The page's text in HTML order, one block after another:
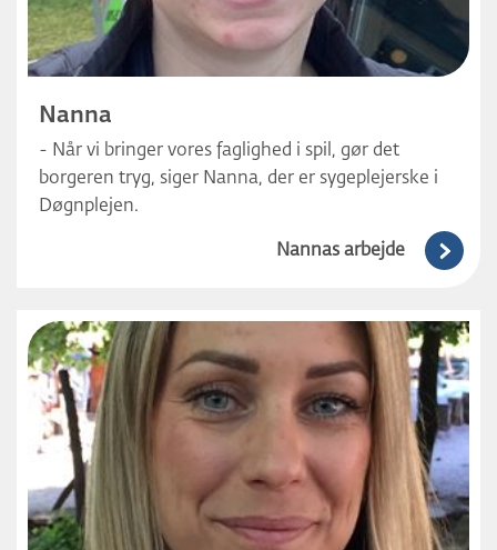
Nanna
- Når vi bringer vores faglighed i spil, gør det
borgeren tryg, siger Nanna, der er sygeplejerske i
Døgnplejen.
Nannas arbejde